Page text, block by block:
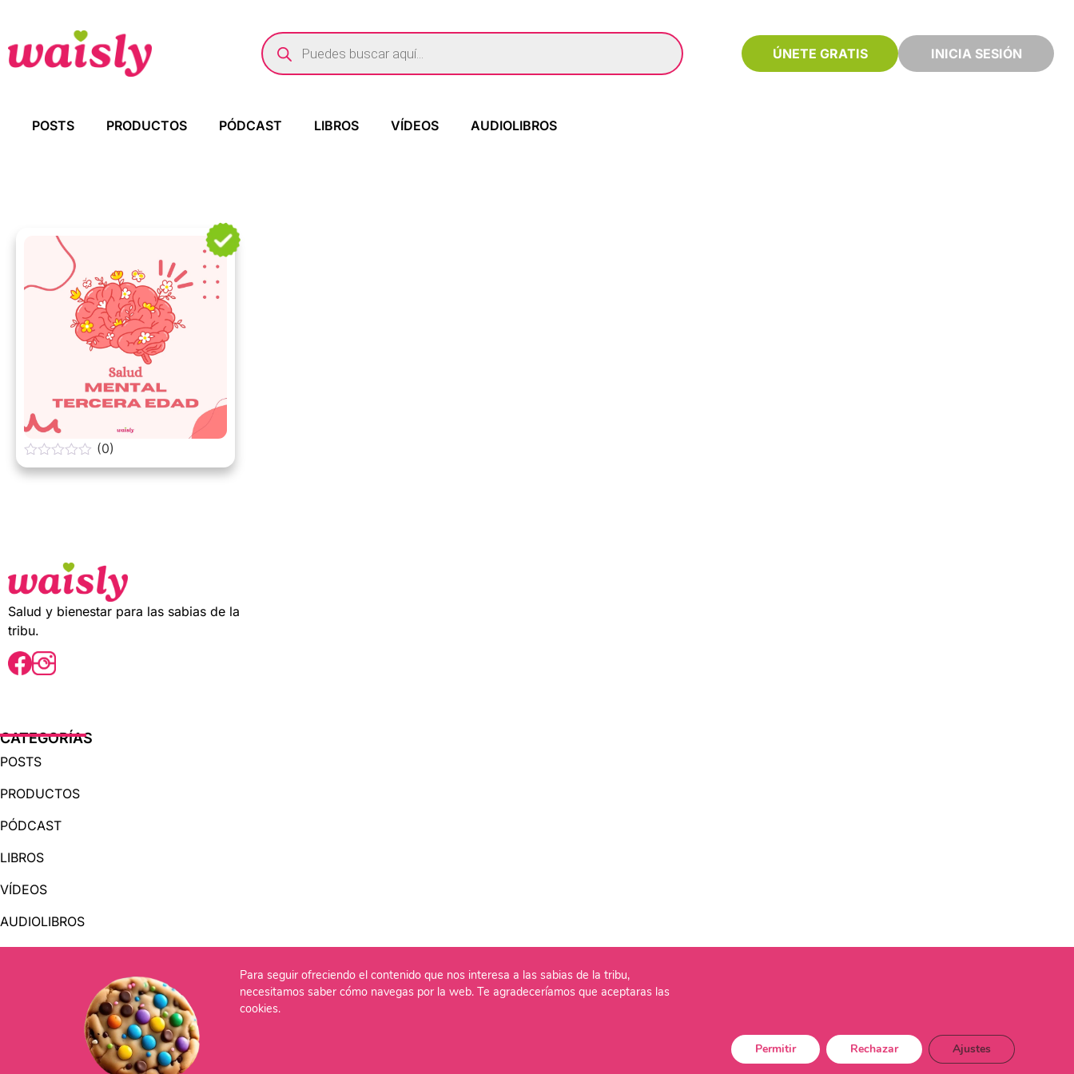
ÚNETE GRATIS INICIA SESIÓN
POSTS PRODUCTOS PÓDCAST LIBROS VÍDEOS AUDIOLIBROS
0
o
(0)
Salud y bienestar para las sabias de la
tribu.
CATEGORÍAS
POSTS
PRODUCTOS
PÓDCAST
LIBROS
VÍDEOS
AUDIOLIBROS
OTRAS PÁGINAS
QUIÉNES SOMOS
Para seguir ofreciendo el contenido que nos interesa a las sabias de la tribu,
necesitamos saber cómo navegas por la web. Te agradeceríamos que aceptaras las
cookies.
Permitir Rechazar Ajustes